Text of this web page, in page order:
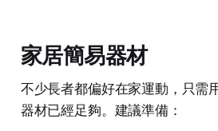
家居簡易器材
不少長者都偏好在家運動，只需
器材已經足夠。建議準備：